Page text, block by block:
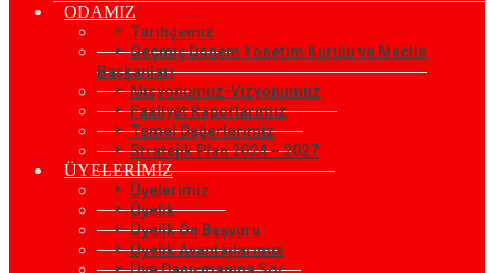
ODAMIZ
Tarihçemiz
Geçmiş Dönem Yönetim Kurulu ve Meclis
Başkanları
Misyonumuz-Vizyonumuz
Faaliyet Raporlarımız
Temel Değerlerimiz
Stratejik Plan 2024 – 2027
ÜYELERİMİZ
Üyelerimiz
Üyelik
Üyelik Ön Başvuru
Üyelik Avantajlarımız
Üye Danışmanına Sor